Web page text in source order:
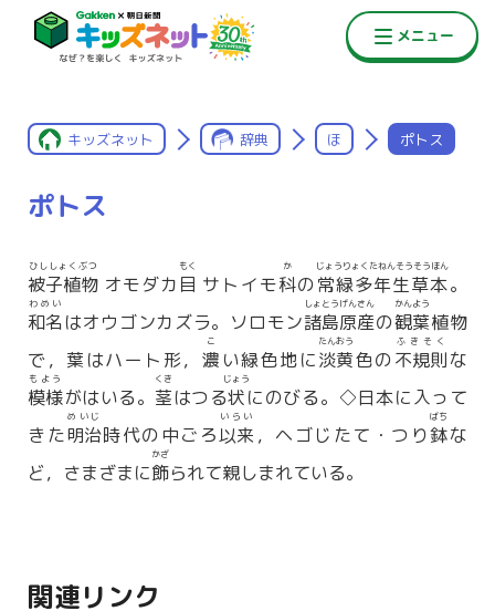
キッズネット 辞典 ほ ポトス
ポトス
被子植物
ひししょくぶつ
オモダカ 目
もく
サトイモ科
か
の常緑多年生草本
じょうりょくたねんそうそうほん
。
和名
わめい
はオウゴンカズラ。ソロモン諸島原産
しょとうげんさん
の観葉
かんよう
植物
で，葉はハート形， 濃
こ
い緑色地に淡黄
たんおう
色の不規則
ふきそく
な
模様
もよう
がはいる。 茎
くき
はつる状
じょう
にのびる。◇日本に入って
きた明治
めいじ
時代の中ごろ以来
いらい
，ヘゴじたて・つり鉢
ばち
な
ど，さまざまに飾
かざ
られて親しまれている。
関連リンク